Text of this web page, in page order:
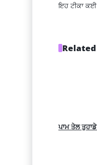
ਇਹ ਟੀਕਾ ਕਈ
ਪਾਮ ਤੇਲ